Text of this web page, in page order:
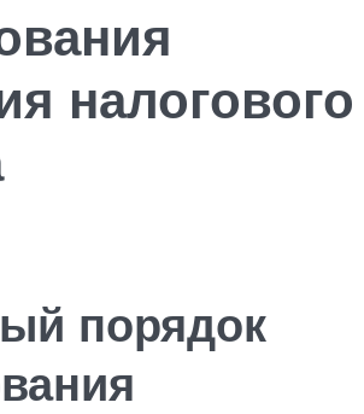
налогового
порядок